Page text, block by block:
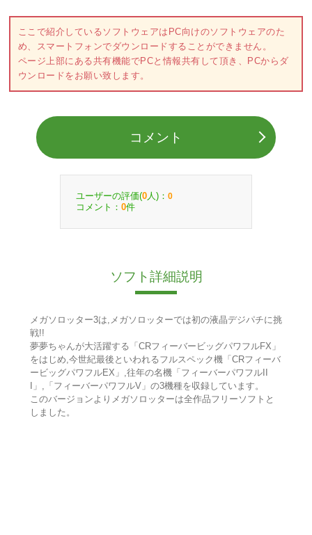
ここで紹介しているソフトウェアはPC向けのソフトウェアのた
め、スマートフォンでダウンロードすることができません。
ページ上部にある共有機能でPCと情報共有して頂き、PCからダ
ウンロードをお願い致します。
コメント
ユーザーの評価(0 人)： 0
コメント： 0件
ソフト詳細説明
メガソロッター3は,メガソロッターでは初の液晶デジパチに挑
戦!!
夢夢ちゃんが大活躍する「CRフィーバービッグパワフルFX」
をはじめ,今世紀最後といわれるフルスペック機「CRフィーバ
ービッグパワフルEX」,往年の名機「フィーバーパワフルII
I」,「フィーバーパワフルV」の3機種を収録しています。
このバージョンよりメガソロッターは全作品フリーソフトと
しました。